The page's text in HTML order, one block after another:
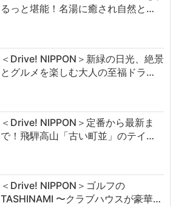
るっと堪能！名湯に癒され自然と…
＜Drive! NIPPON＞新緑の日光、絶景
とグルメを楽しむ大人の至福ドラ…
＜Drive! NIPPON＞定番から最新ま
で！飛騨高山「古い町並」のテイ…
＜Drive! NIPPON＞ゴルフの
TASHINAMI 〜クラブハウスが豪華…